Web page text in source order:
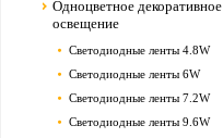
Одноцветное декоративное
освещение
Светодиодные ленты 4.8W
Светодиодные ленты 6W
Светодиодные ленты 7.2W
Светодиодные ленты 9.6W